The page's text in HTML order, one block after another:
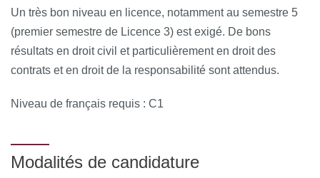
Un très bon niveau en licence, notamment au semestre 5
(premier semestre de Licence 3) est exigé. De bons
résultats en droit civil et particulièrement en droit des
contrats et en droit de la responsabilité sont attendus.
Niveau de français requis : C1
Modalités de candidature